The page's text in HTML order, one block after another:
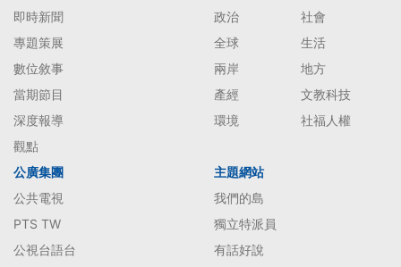
即時新聞
專題策展
數位敘事
當期節目
深度報導
觀點
政治
社會
全球
生活
兩岸
地方
產經
文教科技
環境
社福人權
公廣集團
公共電視
PTS TW
公視台語台
主題網站
我們的島
獨立特派員
有話好說